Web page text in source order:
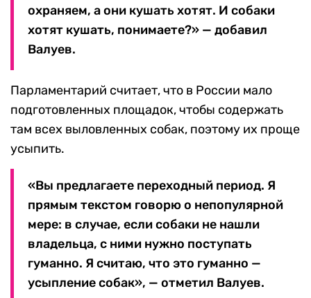
охраняем, а они кушать хотят. И собаки
хотят кушать, понимаете?» — добавил
Валуев.
Парламентарий считает, что в России мало
подготовленных площадок, чтобы содержать
там всех выловленных собак, поэтому их проще
усыпить.
«Вы предлагаете переходный период. Я
прямым текстом говорю о непопулярной
мере: в случае, если собаки не нашли
владельца, с ними нужно поступать
гуманно. Я считаю, что это гуманно —
усыпление собак», — отметил Валуев.